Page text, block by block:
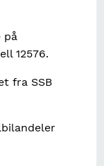
på
12576.
fra SSB